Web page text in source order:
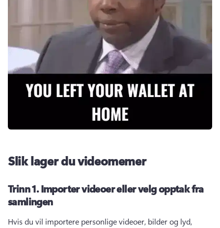
Slik lager du videomemer
Trinn 1.Importer videoer eller velg opptak fra
samlingen
Hvis du vil importere personlige videoer, bilder og lyd,